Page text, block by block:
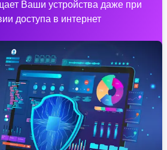
Ваши устройства даже при
доступа в интернет